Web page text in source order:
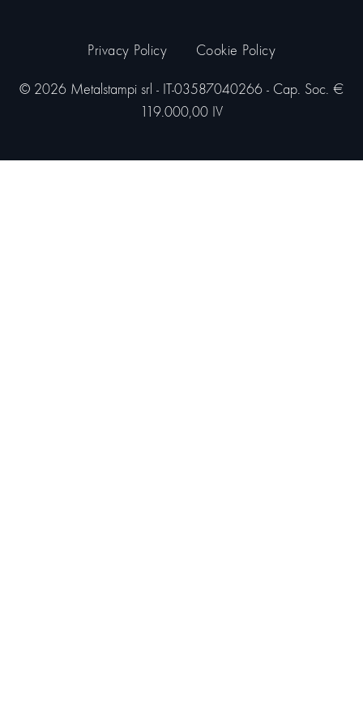
© 2026 Metalstampi srl - IT-03587040266 - Cap. Soc. €
119.000,00 IV
Privacy Policy Cookie Policy